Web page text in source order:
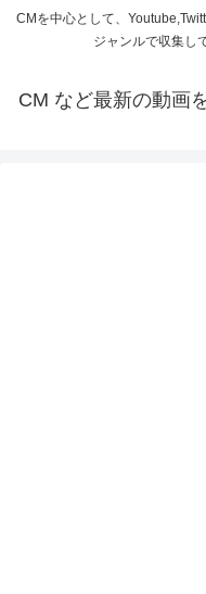
CMを中心として、
ジャンルで収集し
CM など最新の動画